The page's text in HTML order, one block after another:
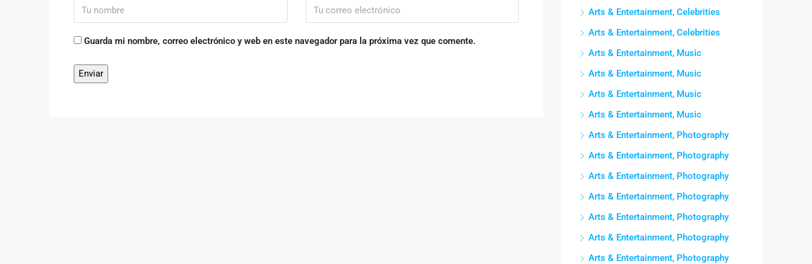
Guarda mi nombre, correo electrónico y web en este navegador para la próxima vez que comente.
Arts & Entertainment, Celebrities
Arts & Entertainment, Celebrities
Arts & Entertainment, Music
Arts & Entertainment, Music
Arts & Entertainment, Music
Arts & Entertainment, Music
Arts & Entertainment, Photography
Arts & Entertainment, Photography
Arts & Entertainment, Photography
Arts & Entertainment, Photography
Arts & Entertainment, Photography
Arts & Entertainment, Photography
Arts & Entertainment, Photography